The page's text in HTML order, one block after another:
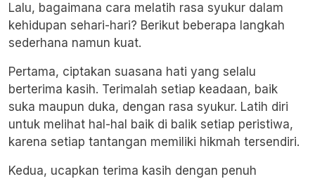
Lalu, bagaimana cara melatih rasa syukur dalam
kehidupan sehari-hari? Berikut beberapa langkah
sederhana namun kuat.
Pertama, ciptakan suasana hati yang selalu
berterima kasih. Terimalah setiap keadaan, baik
suka maupun duka, dengan rasa syukur. Latih diri
untuk melihat hal-hal baik di balik setiap peristiwa,
karena setiap tantangan memiliki hikmah tersendiri.
Kedua, ucapkan terima kasih dengan penuh